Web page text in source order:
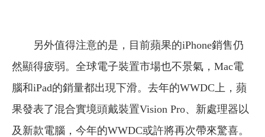
另外值得注意的是，目前蘋果的iPhone銷售仍
然顯得疲弱。全球電子裝置市場也不景氣，Mac電
腦和iPad的銷量都出現下滑。去年的WWDC上，蘋
果發表了混合實境頭戴裝置Vision Pro、新處理器以
及新款電腦，今年的WWDC或許將再次帶來驚喜。